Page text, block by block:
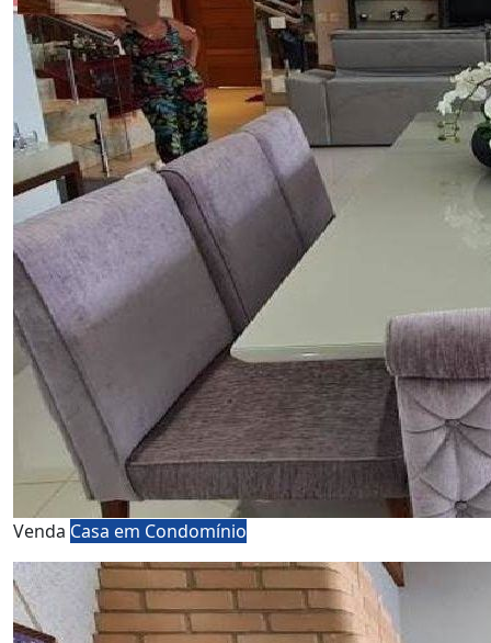
Venda Casa em Condomínio